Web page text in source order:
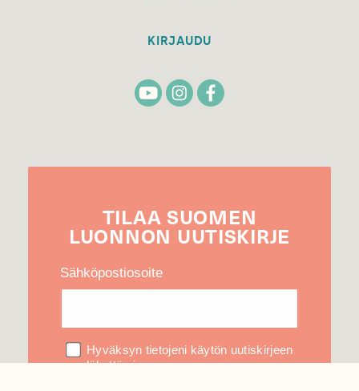
KIRJAUDU
TILAA SUOMEN
LUONNON UUTIS­KIRJE
Sähköpostiosoite
Hyväksyn tietojeni käytön uutiskirjeen
lähettämiseen